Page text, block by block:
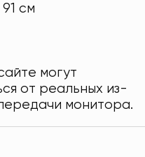
см
могут
от реальных из-
монитора.